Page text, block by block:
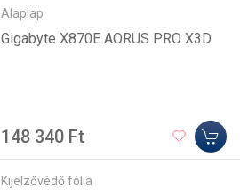
Alaplap
Gigabyte X870E AORUS PRO X3D
148 340 Ft
Kijelzővédő fólia